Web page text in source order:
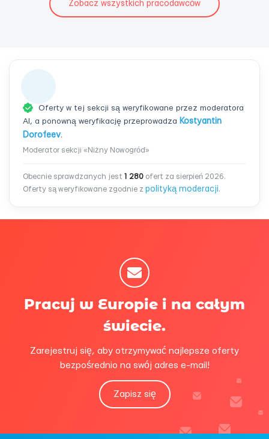
Zobacz wszystkich pracodawców
Oferty w tej sekcji są weryfikowane przez moderatora
AI, a ponowną weryfikację przeprowadza Kostyantin
Dorofeev.
Moderator sekcji «Niżny Nowogród»
Obecnie sprawdzanych jest 1 280 ofert za sierpień 2026.
Oferty są weryfikowane zgodnie z polityką moderacji.
Pracuj w Europie i na całym
świecie.
Zarejestruj się, aby otrzymywać najlepsze oferty
bezpośrednio na swój adres e-mail!
Zapisz się